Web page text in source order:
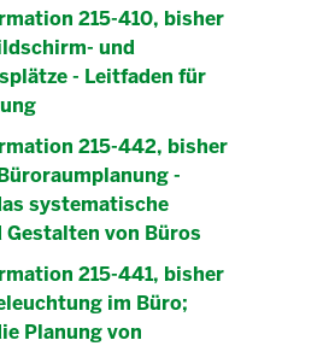
215-410, bisher
und
- Leitfaden für
215-442, bisher
-
systematische
Gestalten von Büros
215-441, bisher
im Büro;
Planung von